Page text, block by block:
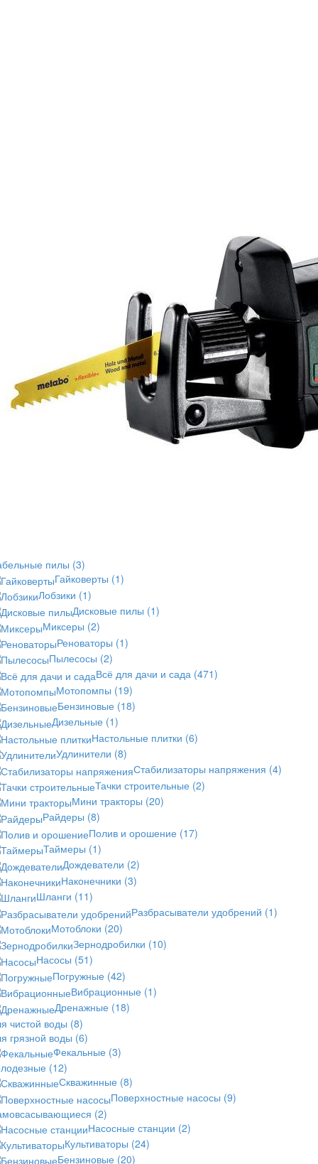
пилы (3)
Гайковерты (1)
Лобзики (1)
Дисковые пилы (1)
Миксеры (2)
Реноваторы (1)
Пылесосы (2)
Всё для дачи и сада (471)
Мотопомпы (19)
Бензиновые (18)
Дизельные (1)
Настольные плитки (6)
Удлинители (8)
Стабилизаторы напряжения (4)
Тачки строительные (2)
Мини тракторы (20)
Райдеры (8)
Полив и орошение (17)
Таймеры (1)
Дождеватели (2)
Наконечники (3)
Шланги (11)
Разбрасыватели удобрений (1)
Мотоблоки (20)
Зернодробилки (10)
Насосы (51)
Погружные (42)
Вибрационные (1)
Дренажные (18)
чистой воды (8)
грязной воды (6)
Фекальные (3)
(12)
Скважинные (8)
Поверхностные насосы (9)
(2)
Насосные станции (2)
Культиваторы (24)
Бензиновые (20)